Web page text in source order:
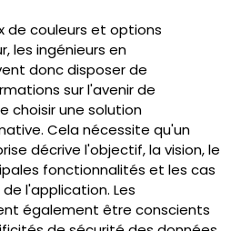
de couleurs et options
les ingénieurs en
donc disposer de
sur l'avenir de
choisir une solution
Cela nécessite qu'un
décrive l'objectif, la vision, le
fonctionnalités et les cas
l'application. Les
également être conscients